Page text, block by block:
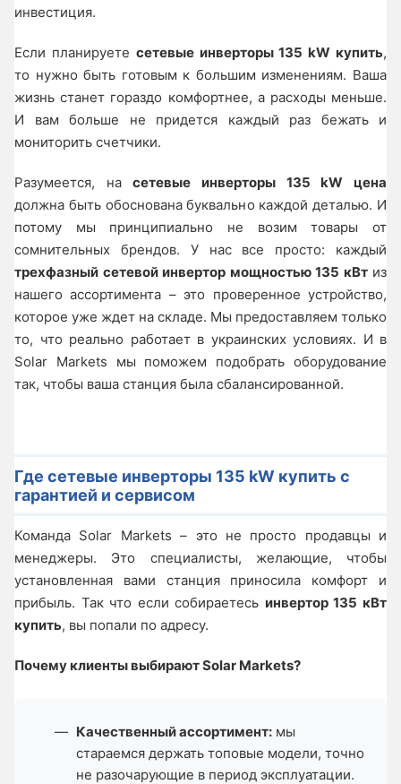
инвестиция.
Если планируете сетевые инверторы 135 kW купить,
то нужно быть готовым к большим изменениям. Ваша
жизнь станет гораздо комфортнее, а расходы меньше.
И вам больше не придется каждый раз бежать и
мониторить счетчики.
Разумеется, насетевые инверторы 135 kW цена
должна быть обоснована буквально каждой деталью. И
потому мы принципиально не возим товары от
сомнительных брендов. У нас все просто: каждый
трехфазный сетевой инвертор мощностью 135 кВтиз
нашего ассортимента – это проверенное устройство,
которое уже ждет на складе. Мы предоставляем только
то, что реально работает в украинских условиях. И в
Solar Markets мы поможем подобрать оборудование
так, чтобы ваша станция была сбалансированной.
Где сетевые инверторы 135 kW купить с
гарантией и сервисом
Команда Solar Markets – это не просто продавцы и
менеджеры. Это специалисты, желающие, чтобы
установленная вами станция приносила комфорт и
прибыль. Так что если собираетесь инвертор 135 кВт
купить, вы попали по адресу.
Почему клиенты выбирают Solar Markets?
Качественный ассортимент: мы
стараемся держать топовые модели, точно
не разочарующие в период эксплуатации.